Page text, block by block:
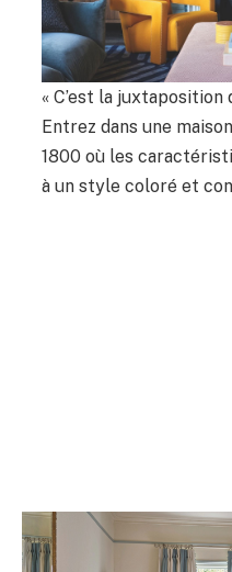
« C’est la juxtaposition
Entrez dans une
1800 où les
à un style coloré et